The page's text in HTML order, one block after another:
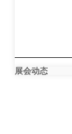
展会动态